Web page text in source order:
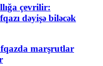
çevrilir:
dəyişə biləcək
marşrutlar